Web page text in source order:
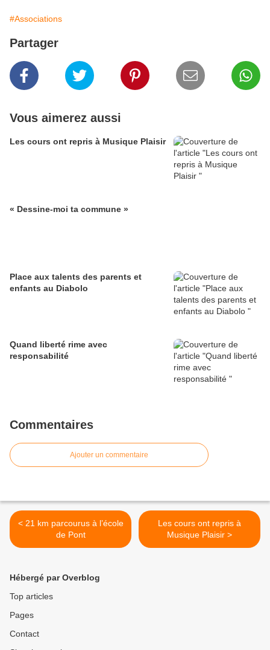
#Associations
Partager
Vous aimerez aussi
Les cours ont repris à Musique Plaisir
« Dessine-moi ta commune »
Place aux talents des parents et
enfants au Diabolo
Quand liberté rime avec
responsabilité
Commentaires
Ajouter un commentaire
< 21 km parcourus à l’école
de Pont
Les cours ont repris à
Musique Plaisir >
Hébergé par Overblog
Top articles
Pages
Contact